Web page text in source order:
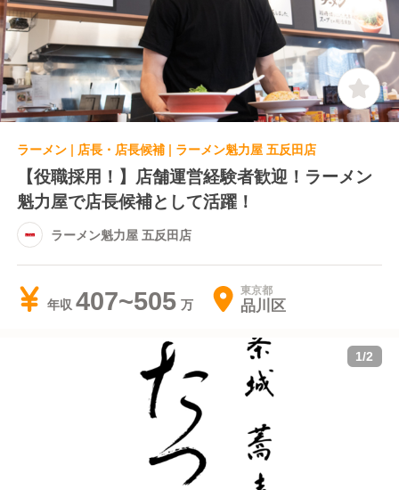
ラーメン | 店長・店長候補 | ラーメン魁力屋 五反田店
【役職採用！】店舗運営経験者歓迎！ラーメン
魁力屋で店長候補として活躍！
ラーメン魁力屋 五反田店
年収 407~505 東京都
品川区
1/2